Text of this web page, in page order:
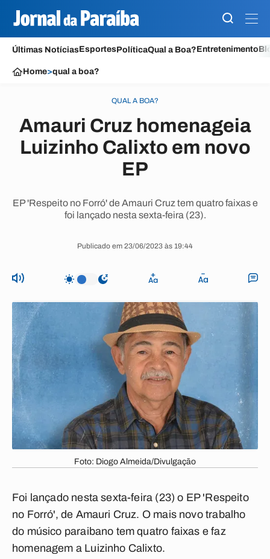
Últimas NotíciasEsportesPolíticaQual a Boa?Entretenimento
Home>qual a boa?
QUAL A BOA?
Amauri Cruz homenageia
Luizinho Calixto em novo
EP
EP 'Respeito no Forró' de Amauri Cruz tem quatro faixas e
foi lançado nesta sexta-feira (23).
Publicado em 23/06/2023 às 19:44
Foto: Diogo Almeida/Divulgação
Foi lançado nesta sexta-feira (23) o EP 'Respeito
no Forró', de Amauri Cruz. O mais novo trabalho
do músico paraibano tem quatro faixas e faz
homenagem a Luizinho Calixto.